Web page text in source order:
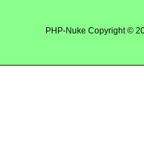
PHP-Nuke Copyright ©